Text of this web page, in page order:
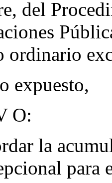
del
ordinario
expuesto,
O:
la
para